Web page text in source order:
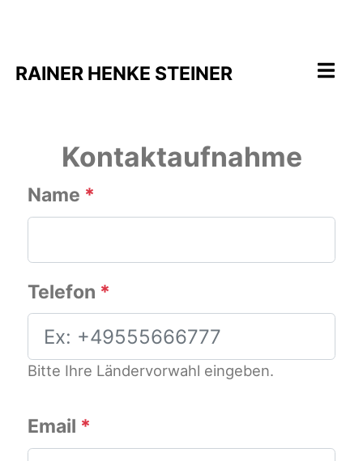
RAINER HENKE STEINER
Kontaktaufnahme
Name *
Telefon *
Bitte Ihre Ländervorwahl eingeben.
Email *